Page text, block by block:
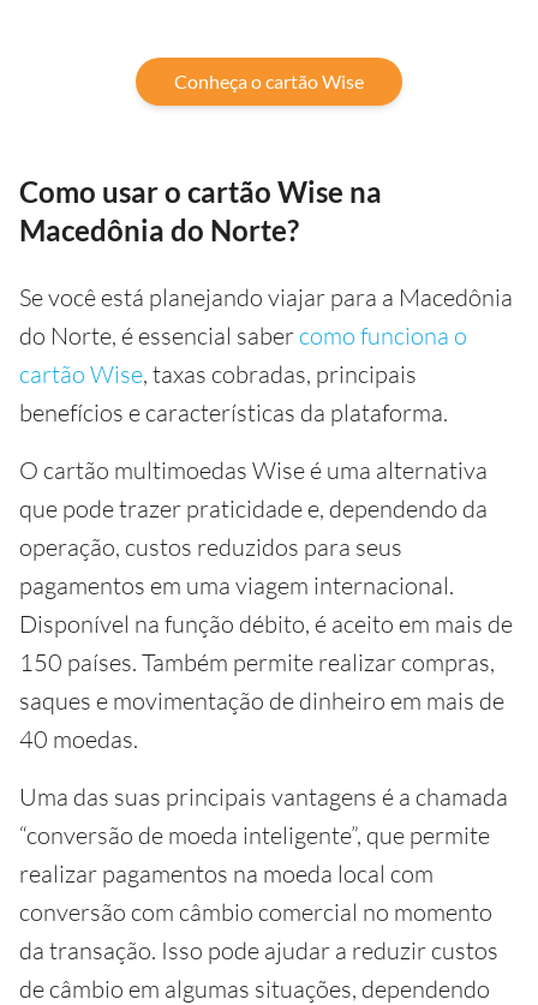
Conheça o cartão Wise
Como usar o cartão Wise na
Macedônia do Norte?
Se você está planejando viajar para a Macedônia
do Norte, é essencial saber como funciona o
cartão Wise, taxas cobradas, principais
benefícios e características da plataforma.
O cartão multimoedas Wise é uma alternativa
que pode trazer praticidade e, dependendo da
operação, custos reduzidos para seus
pagamentos em uma viagem internacional.
Disponível na função débito, é aceito em mais de
150 países. Também permite realizar compras,
saques e movimentação de dinheiro em mais de
40 moedas.
Uma das suas principais vantagens é a chamada
“conversão de moeda inteligente”, que permite
realizar pagamentos na moeda local com
conversão com câmbio comercial no momento
da transação. Isso pode ajudar a reduzir custos
de câmbio em algumas situações, dependendo